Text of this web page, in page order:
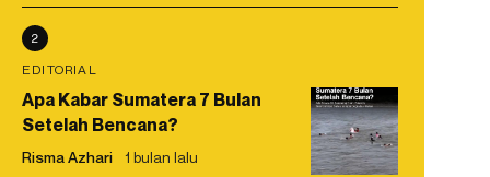
2
EDITORIAL
Apa Kabar Sumatera 7 Bulan
Setelah Bencana?
Risma Azhari 1 bulan lalu